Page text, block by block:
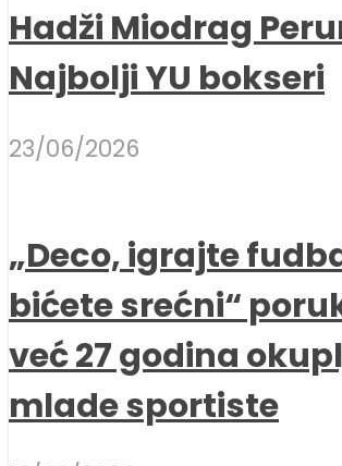
Hadži Miodrag
Najbolji YU bokseri
23/06/2026
„Deco, igrajte
bićete srećni“
već 27 godina
mlade sportiste